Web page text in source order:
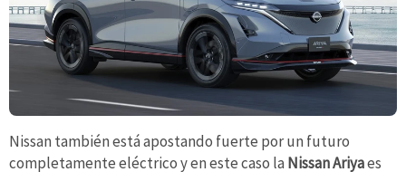
Nissan también está apostando fuerte por un futuro
completamente eléctrico y en este caso la Nissan Ariyaes